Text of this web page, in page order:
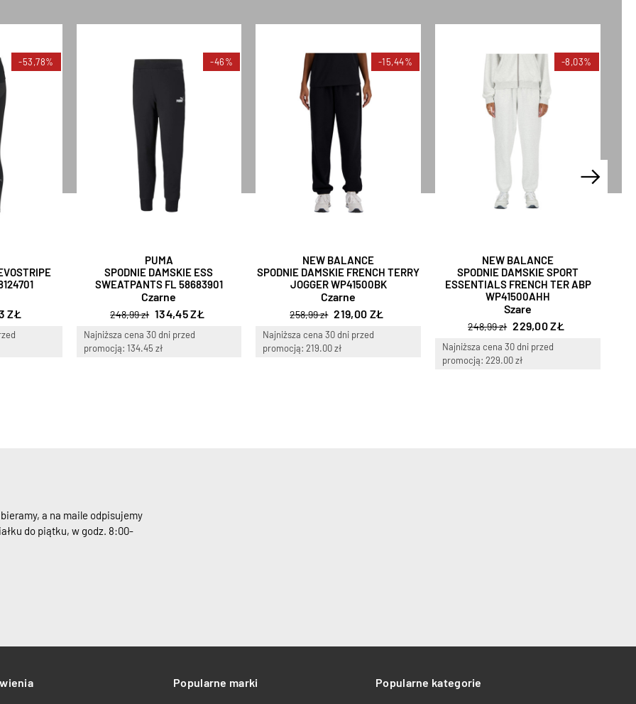
-53,78%
ZŁ
-46%
PUMA
SPODNIE DAMSKIE ESS
SWEATPANTS FL 58683901
Czarne
248,99 zł 134,45 ZŁ
Najniższa cena 30 dni przed
promocją: 134.45 zł
-15,44%
NEW BALANCE
SPODNIE DAMSKIE FRENCH TERRY
JOGGER WP41500BK
Czarne
258,99 zł 219,00 ZŁ
Najniższa cena 30 dni przed
promocją: 219.00 zł
-8,03%
NEW BALANCE
SPODNIE DAMSKIE SPORT
ESSENTIALS FRENCH TER ABP
WP41500AHH
Szare
248,99 zł 229,00 ZŁ
Najniższa cena 30 dni przed
promocją: 229.00 zł
a na maile odpisujemy
do piątku, w godz. 8:00-
Popularne marki Popularne kategorie